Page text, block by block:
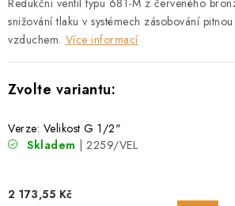
SACÍ KOŠE
KONTAKT
DOPRAVA A PLATBA
Redukční ventil typu 681-M z červeného
snižování tlaku v systémech zásobování
vzduchem. Více informací
Verze: Velikost G 1/2"
Skladem
| 2259/VEL
2 173,55 Kč